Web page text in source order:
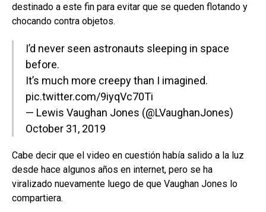
destinado a este fin para evitar que se queden flotando y
chocando contra objetos.
I’d never seen astronauts sleeping in space
before.
It’s much more creepy than I imagined.
pic.twitter.com/9iyqVc70Ti
— Lewis Vaughan Jones (@LVaughanJones)
October 31, 2019
Cabe decir que el video en cuestión había salido a la luz
desde hace algunos años en internet, pero se ha
viralizado nuevamente luego de que Vaughan Jones lo
compartiera.